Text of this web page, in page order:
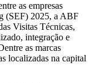
as empresas
(SEF) 2025, a ABF
Visitas Técnicas,
integração e
as marcas
localizadas na capital